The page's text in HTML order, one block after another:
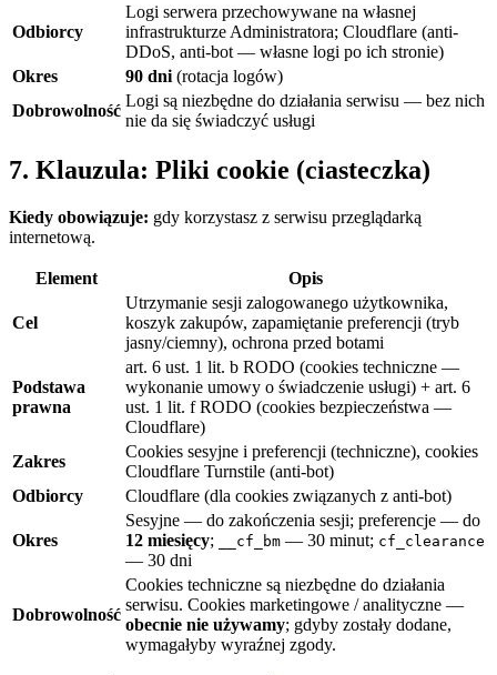
Odbiorcy
Logi serwera przechowywane na własnej
infrastrukturze Administratora; Cloudflare (anti-
DDoS, anti-bot — własne logi po ich stronie)
Okres
90 dni (rotacja logów)
Dobrowolność
Logi są niezbędne do działania serwisu — bez nich
nie da się świadczyć usługi
7. Klauzula: Pliki cookie (ciasteczka)
Kiedy obowiązuje: gdy korzystasz z serwisu przeglądarką
internetową.
Element Opis
Cel
Utrzymanie sesji zalogowanego użytkownika,
koszyk zakupów, zapamiętanie preferencji (tryb
jasny/ciemny), ochrona przed botami
Podstawa
prawna
art. 6 ust. 1 lit. b RODO (cookies techniczne —
wykonanie umowy o świadczenie usługi) + art. 6
ust. 1 lit. f RODO (cookies bezpieczeństwa —
Cloudflare)
Zakres
Cookies sesyjne i preferencji (techniczne), cookies
Cloudflare Turnstile (anti-bot)
Odbiorcy
Cloudflare (dla cookies związanych z anti-bot)
Okres
Sesyjne — do zakończenia sesji; preferencje — do
12 miesięcy; __cf_bm — 30 minut; cf_clearance
— 30 dni
Dobrowolność
Cookies techniczne są niezbędne do działania
serwisu. Cookies marketingowe / analityczne —
obecnie nie używamy; gdyby zostały dodane,
wymagałyby wyraźnej zgody.